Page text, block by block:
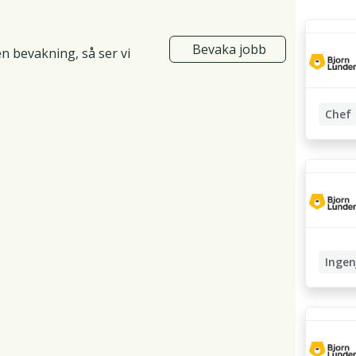
bevakning, så ser vi
Bevaka jobb
Chef
Service